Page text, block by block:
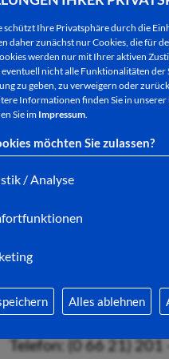
schützt Ihre Privatsphäre durch die
daher zunächst nur Cookies, die für
werden nur mit Ihrer aktiven
nicht alle Funktionalitäten
zu geben, zu verweigern oder
Informationen finden Sie in unserer
Sie im Impressum.
möchten Sie zulassen?
/ Analyse
Alles ablehnen
Die Mehrzweckhalle im
Das Angebot hierzu
Übersichtskarte
konkrete Angaben zu
Unsere
benötigen,
Ihre Ansprechpartner
Frau Köppen und Frau
Telefon: (0 66 21)